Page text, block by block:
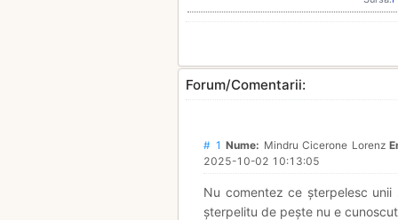
Forum/Comentarii:
# 1 Nume: Mindru Cicerone Lorenz
2025-10-02 10:13:05
Nu comentez ce șterpelesc
șterpelitu de pește nu e